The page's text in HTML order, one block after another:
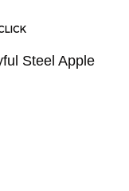
Steel Apple